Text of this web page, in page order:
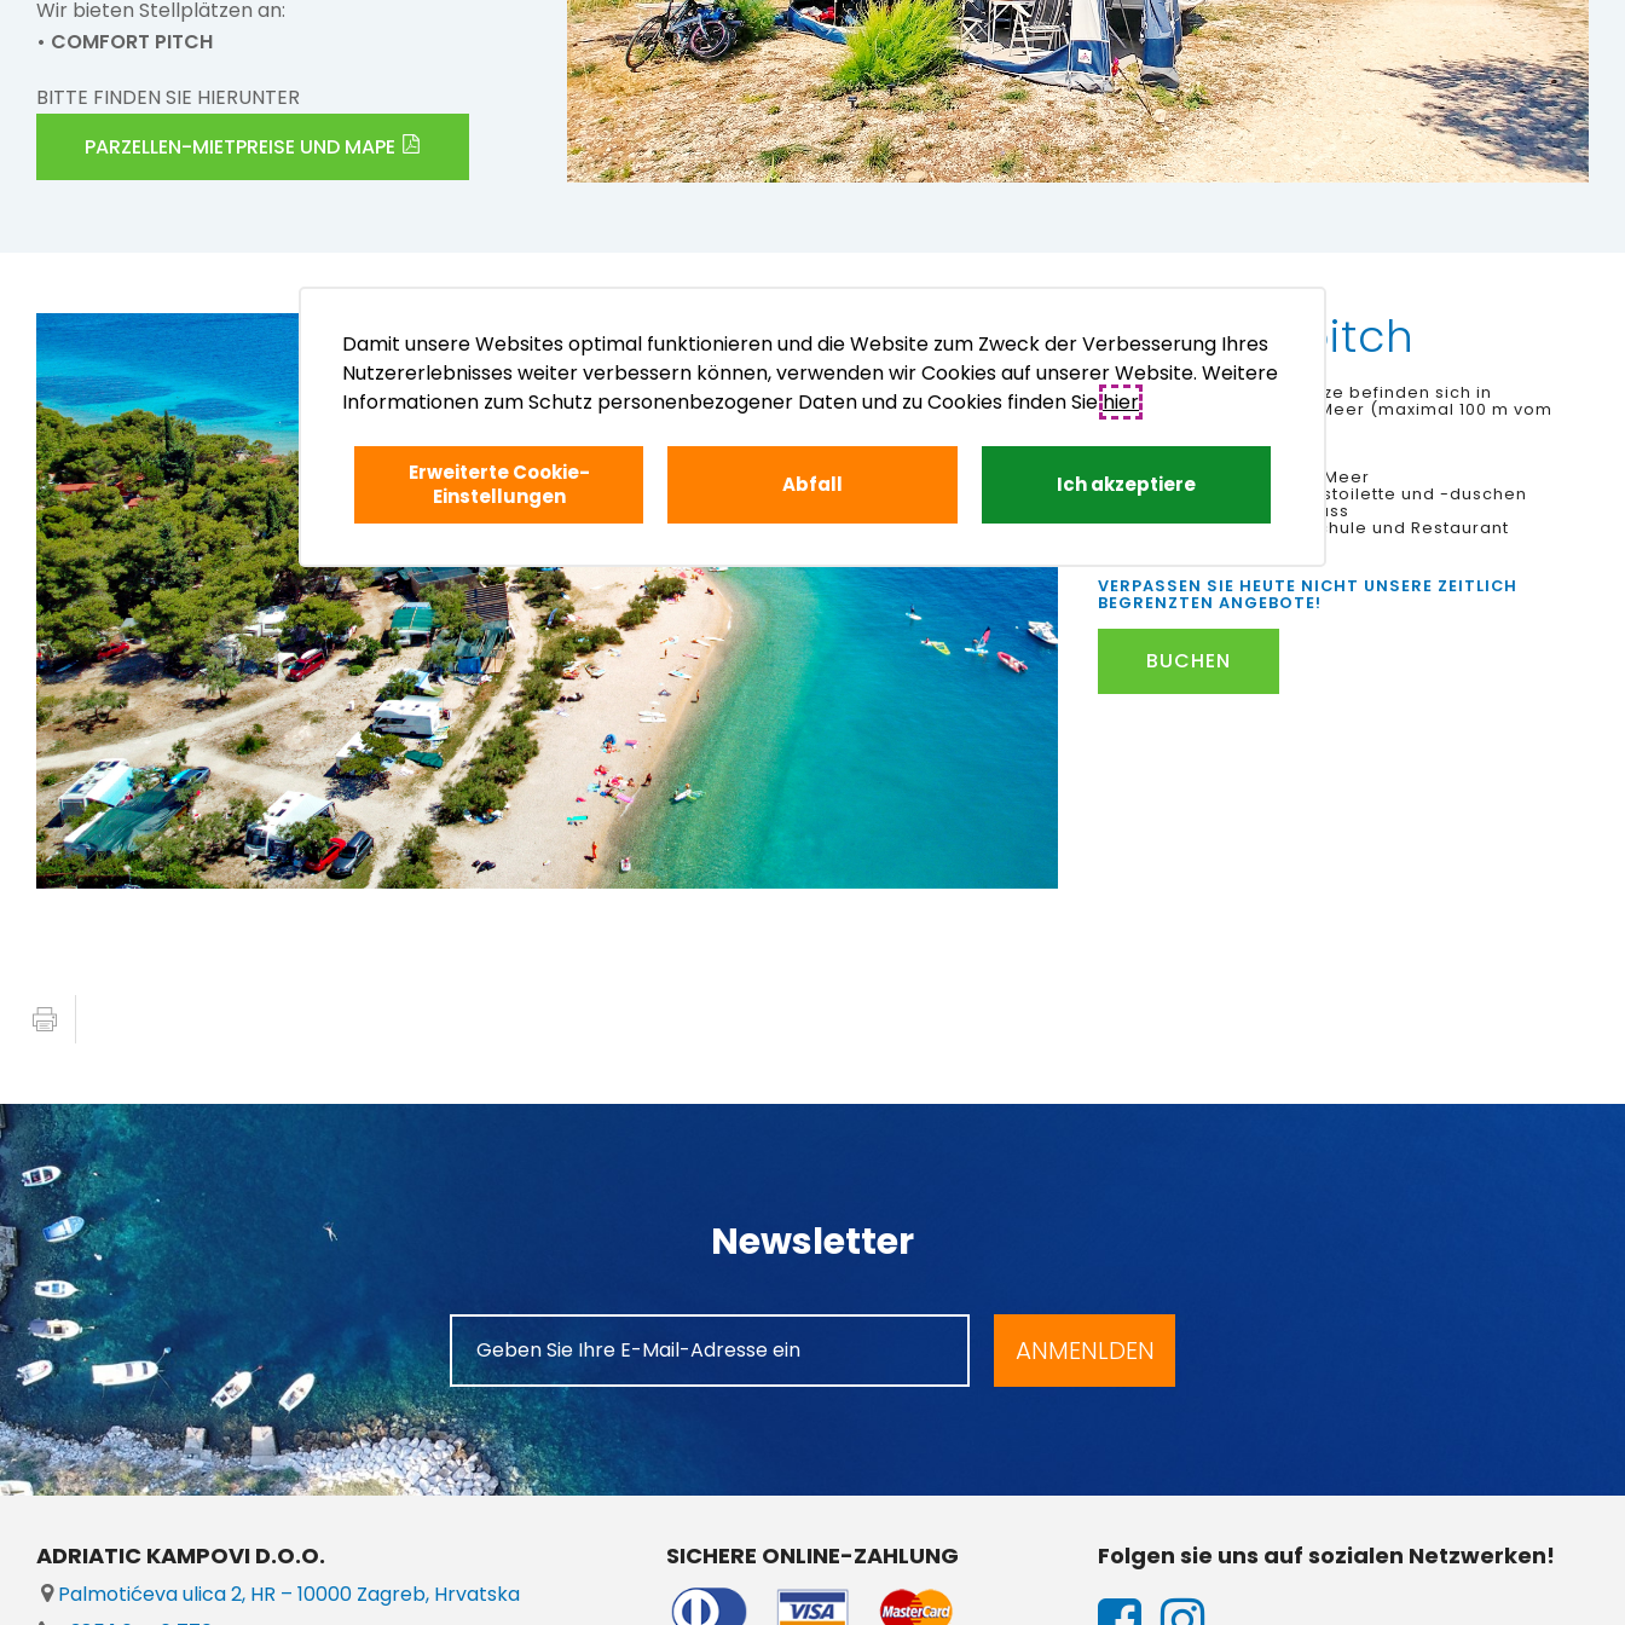
Wir bieten Stellplätzen an:
• COMFORT PITCH
BITTE FINDEN SIE HIERUNTER
PARZELLEN-MIETPREISE UND MAPE
Comfort pitch
Unsere Comfort-Stellplätze befinden sich in
unmittelbarer Nähe zum Meer (maximal 100 m vom
Meer entfernt).
-Position: 25-100m vom Meer
-Toilette: Gemeinschaftstoilette und -duschen
: Stromanschluss
-Vorteile: Nähe zu Surfschule und Restaurant
VERPASSEN SIE HEUTE NICHT UNSERE ZEITLICH
BEGRENZTEN ANGEBOTE!
BUCHEN
Newsletter
ANMENLDEN
ADRIATIC KAMPOVI D.O.O.
Palmotićeva ulica 2, HR – 10000 Zagreb, Hrvatska
SICHERE ONLINE-ZAHLUNG Folgen sie uns auf sozialen Netzwerken!
Damit unsere Websites optimal funktionieren und die Website zum Zweck der Verbesserung Ihres
Nutzererlebnisses weiter verbessern können, verwenden wir Cookies auf unserer Website. Weitere
Informationen zum Schutz personenbezogener Daten und zu Cookies finden Siehier.
Erweiterte Cookie-
Einstellungen
Abfall Ich akzeptiere